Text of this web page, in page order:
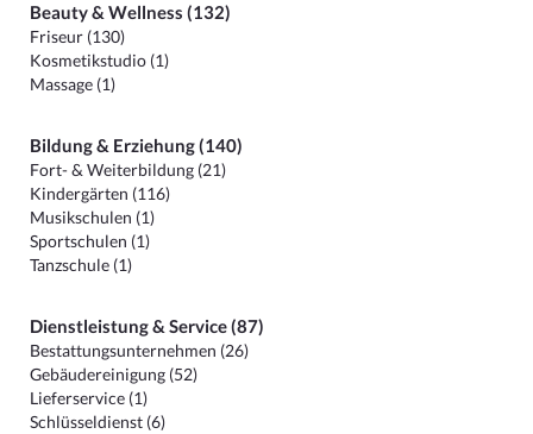
Beauty & Wellness (132)
Friseur (130)
Kosmetikstudio (1)
Massage (1)
Bildung & Erziehung (140)
Fort- & Weiterbildung (21)
Kindergärten (116)
Musikschulen (1)
Sportschulen (1)
Tanzschule (1)
Dienstleistung & Service (87)
Bestattungsunternehmen (26)
Gebäudereinigung (52)
Lieferservice (1)
Schlüsseldienst (6)